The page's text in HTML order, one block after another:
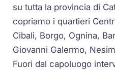
su tutta la provincia di
copriamo i quartieri
Cibali, Borgo, Ognina,
Giovanni Galermo,
Fuori dal capoluogo